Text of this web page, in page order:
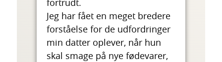
fortrudt.
Jeg har fået en meget bredere
forståelse for de udfordringer
min datter oplever, når hun
skal smage på nye fødevarer,